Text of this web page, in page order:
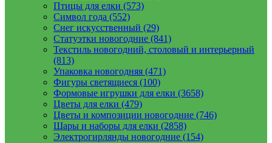
Птицы для елки (573)
Символ года (552)
Снег искусственный (29)
Статуэтки новогодние (841)
Текстиль новогодний, столовый и интерьерный
(813)
Упаковка новогодняя (471)
Фигуры светящиеся (100)
Формовые игрушки для елки (3658)
Цветы для елки (479)
Цветы и композиции новогодние (746)
Шары и наборы для елки (2858)
Электрогирлянды новогодние (154)